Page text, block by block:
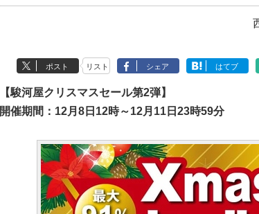
ポスト リスト シェア はてブ
【駿河屋クリスマスセール第2弾】
開催期間：12月8日12時～12月11日23時59分